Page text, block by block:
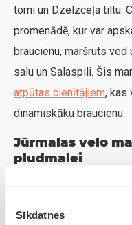
Sīkdatnes
torni un Dzelzceļa tiltu.
promenādē, kur var
braucienu, maršruts
salu un Salaspili. Šis
atpūtas cienītājiem, kas
dinamiskāku braucienu.
Jūrmalas velo
pludmalei
Rīga–Jūrmala
sākas Imantā, vedot